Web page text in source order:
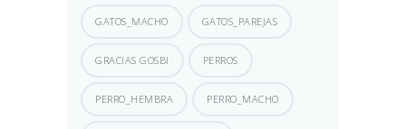
GATOS_MACHO GATOS_PAREJAS
GRACIAS GOSBI PERROS
PERRO_HEMBRA PERRO_MACHO